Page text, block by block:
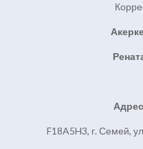
F18A5H3, г. Семей,